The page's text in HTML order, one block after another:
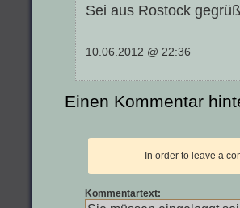
Sei aus Rostock
10.06.2012 @ 22:36
Einen Kommentar
In order to leave a
Kommentartext: